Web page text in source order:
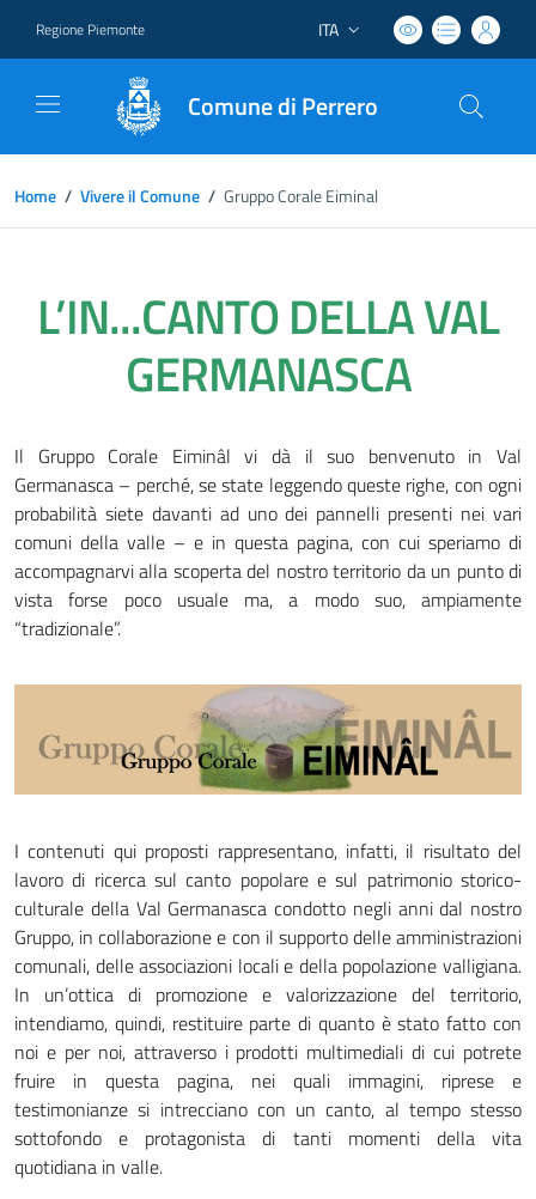
Regione Piemonte Lingua attiva:
ITA
Comune di Perrero
Home / Vivere il Comune / Gruppo Corale Eiminal
L’IN...CANTO DELLA VAL
GERMANASCA
Il Gruppo Corale Eiminâl vi dà il suo benvenuto in Val
Germanasca – perché, se state leggendo queste righe, con ogni
probabilità siete davanti ad uno dei pannelli presenti nei vari
comuni della valle – e in questa pagina, con cui speriamo di
accompagnarvi alla scoperta del nostro territorio da un punto di
vista forse poco usuale ma, a modo suo, ampiamente
“tradizionale”.
I contenuti qui proposti rappresentano, infatti, il risultato del
lavoro di ricerca sul canto popolare e sul patrimonio storico-
culturale della Val Germanasca condotto negli anni dal nostro
Gruppo, in collaborazione e con il supporto delle amministrazioni
comunali, delle associazioni locali e della popolazione valligiana.
In un’ottica di promozione e valorizzazione del territorio,
intendiamo, quindi, restituire parte di quanto è stato fatto con
noi e per noi, attraverso i prodotti multimediali di cui potrete
fruire in questa pagina, nei quali immagini, riprese e
testimonianze si intrecciano con un canto, al tempo stesso
sottofondo e protagonista di tanti momenti della vita
quotidiana in valle.